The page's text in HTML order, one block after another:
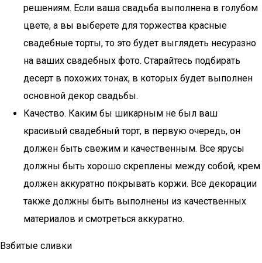
решениям. Если ваша свадьба выполнена в голубом
цвете, а вы выберете для торжества красные
свадебные торты, то это будет выглядеть несуразно
на ваших свадебных фото. Старайтесь подбирать
десерт в похожих тонах, в которых будет выполнен
основной декор свадьбы.
Качество. Каким бы шикарным не был ваш
красивый свадебный торт, в первую очередь, он
должен быть свежим и качественным. Все ярусы
должны быть хорошо скреплены между собой, крем
должен аккуратно покрывать коржи. Все декорации
также должны быть выполнены из качественных
материалов и смотреться аккуратно.
Взбитые сливки